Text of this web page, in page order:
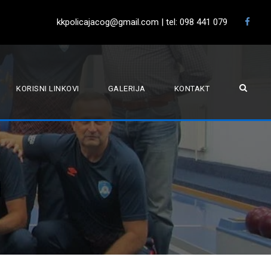
kkpolicajacog@gmail.com | tel: 098 441 079
KORISNI LINKOVI GALERIJA KONTAKT